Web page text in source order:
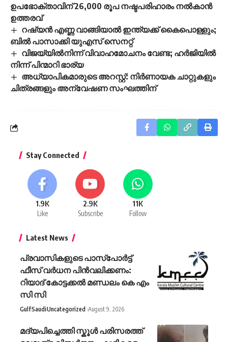
ഉപഭോക്താവിന് 26,000 രൂപ നഷ്ടപരിഹാരം നൽകാൻ
ഉത്തരവ്
റഷ്യൻ എണ്ണ വാങ്ങിയാൽ ഇന്ത്യക്ക് കൈപൊള്ളും;
ബിൽ പാസാക്കി യുഎസ് സെനറ്റ്
വിജയ്‌യിൽനിന്ന് വിവാഹമോചനം വേണ്ട; ഹർജിയിൽ
നിന്ന് പിന്മാറി ഭാര്യ
അധ്യാപികമാരുടെ അറസ്റ്റ്: നിർണായക ചാറ്റുകളും
ചിത്രങ്ങളും അന്വേഷണ സംഘത്തിന്
Stay Connected
1.9K
Like
2.9K
Subscribe
11K
Follow
Latest News
പ്രവാസികളുടെ പാസ്പോര്‍ട്ട്
ഫീസ് വര്‍ധന പിന്‍വലിക്കണം:
റിയാദ് കോട്ടക്കല്‍ മണ്ഡലം കെ എം
സി സി
GulfSaudiUncategorized August 9, 2026
മദ്യപിച്ചെത്തി സ്കൂൾ പരിസരത്ത്